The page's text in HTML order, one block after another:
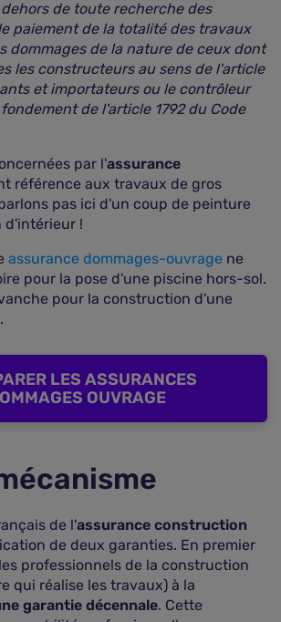
de toute recherche des
paiement de la totalité des travaux
dommages de la nature de ceux dont
les constructeurs au sens de l'article
et importateurs ou le contrôleur
de l'article 1792 du Code
par l'assurance
référence aux travaux de gros
pas ici d'un coup de peinture
d'intérieur !
assurance dommages-ouvrage ne
pour la pose d'une piscine hors-sol.
pour la construction d'une
LES ASSURANCES
OUVRAGE
de l'assurance construction
de deux garanties. En premier
professionnels de la construction
qui réalise les travaux) à la
garantie décennale. Cette